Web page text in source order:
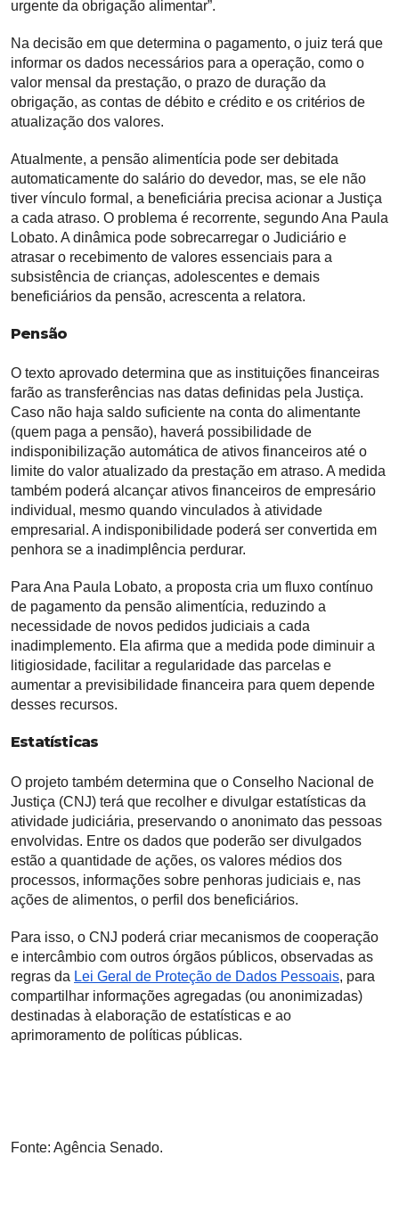
urgente da obrigação alimentar”.
Na decisão em que determina o pagamento, o juiz terá que
informar os dados necessários para a operação, como o
valor mensal da prestação, o prazo de duração da
obrigação, as contas de débito e crédito e os critérios de
atualização dos valores.
Atualmente, a pensão alimentícia pode ser debitada
automaticamente do salário do devedor, mas, se ele não
tiver vínculo formal, a beneficiária precisa acionar a Justiça
a cada atraso. O problema é recorrente, segundo Ana Paula
Lobato. A dinâmica pode sobrecarregar o Judiciário e
atrasar o recebimento de valores essenciais para a
subsistência de crianças, adolescentes e demais
beneficiários da pensão, acrescenta a relatora.
Pensão
O texto aprovado determina que as instituições financeiras
farão as transferências nas datas definidas pela Justiça.
Caso não haja saldo suficiente na conta do alimentante
(quem paga a pensão), haverá possibilidade de
indisponibilização automática de ativos financeiros até o
limite do valor atualizado da prestação em atraso. A medida
também poderá alcançar ativos financeiros de empresário
individual, mesmo quando vinculados à atividade
empresarial. A indisponibilidade poderá ser convertida em
penhora se a inadimplência perdurar.
Para Ana Paula Lobato, a proposta cria um fluxo contínuo
de pagamento da pensão alimentícia, reduzindo a
necessidade de novos pedidos judiciais a cada
inadimplemento. Ela afirma que a medida pode diminuir a
litigiosidade, facilitar a regularidade das parcelas e
aumentar a previsibilidade financeira para quem depende
desses recursos.
Estatísticas
O projeto também determina que o Conselho Nacional de
Justiça (CNJ) terá que recolher e divulgar estatísticas da
atividade judiciária, preservando o anonimato das pessoas
envolvidas. Entre os dados que poderão ser divulgados
estão a quantidade de ações, os valores médios dos
processos, informações sobre penhoras judiciais e, nas
ações de alimentos, o perfil dos beneficiários.
Para isso, o CNJ poderá criar mecanismos de cooperação
e intercâmbio com outros órgãos públicos, observadas as
regras da Lei Geral de Proteção de Dados Pessoais, para
compartilhar informações agregadas (ou anonimizadas)
destinadas à elaboração de estatísticas e ao
aprimoramento de políticas públicas.
Fonte: Agência Senado.